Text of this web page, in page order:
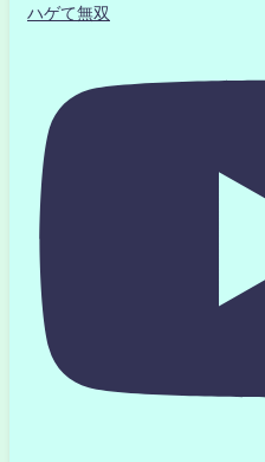
ハゲて無双